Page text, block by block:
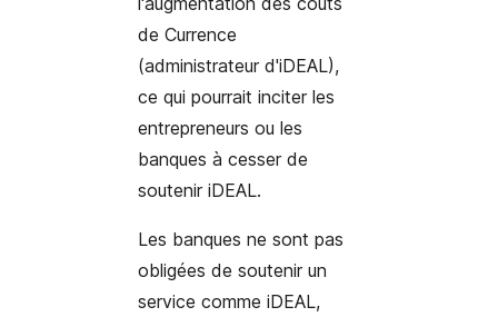
de Currence
(administrateur d'iDEAL),
ce qui pourrait inciter les
entrepreneurs ou les
banques à cesser de
soutenir iDEAL.
Les banques ne sont pas
obligées de soutenir un
service comme iDEAL,